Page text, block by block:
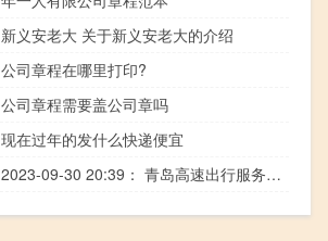
新义安老大 关于新义安老大的介绍
公司章程在哪里打印?
公司章程需要盖公司章吗
现在过年的发什么快递便宜
2023-09-30 20:39： 青岛高速出行服务平台提示：沈海高速K676-K674日照方向车流量密集，请过往司乘人员谨慎驾驶，注意避让。​​​